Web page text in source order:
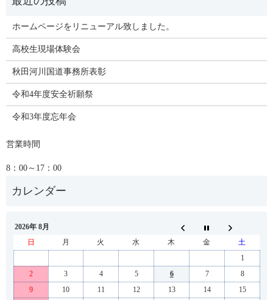
ホームページをリニューアル致しました。
高校生現場体験会
秋田河川国道事務所表彰
令和4年度安全祈願祭
令和3年度忘年会
営業時間
8：00～17：00
2026年 8月
日
月 火 水 木 金
土
1
2
3 4 5 6 7
8
9
10 11 12 13 14
15